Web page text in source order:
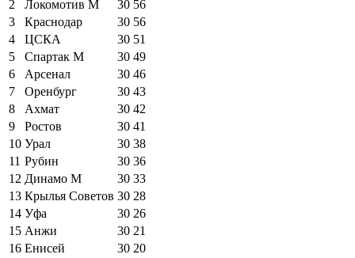
2
Локомотив М 30 56
3
Краснодар 30 56
4
ЦСКА 30 51
5
Спартак М 30 49
6
Арсенал 30 46
7
Оренбург 30 43
8
Ахмат 30 42
9
Ростов 30 41
10 Урал 30 38
11 Рубин 30 36
12 Динамо М 30 33
13 Крылья Советов 30 28
14 Уфа 30 26
15 Анжи 30 21
16 Енисей 30 20